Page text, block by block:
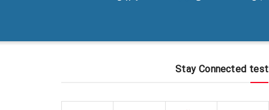
Stay Connected test